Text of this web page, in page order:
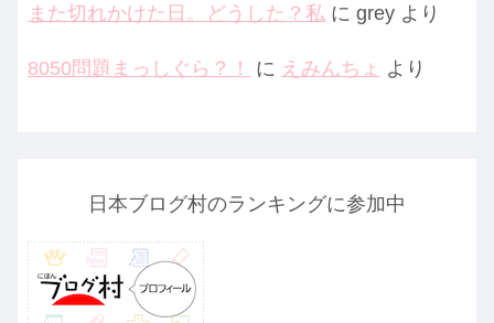
また切れかけた日。どうした？私 に grey より
8050問題まっしぐら？！ に えみんちょ より
日本ブログ村のランキングに参加中